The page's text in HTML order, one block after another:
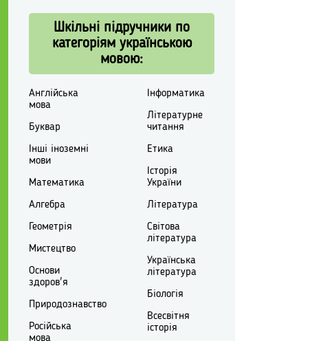
Шкільні підручники по
категоріям українською
мовою:
Англійська
мова
Буквар
Інші іноземні
мови
Математика
Алгебра
Геометрія
Мистецтво
Основи
здоров'я
Природознавство
Російська
мова
Інформатика
Літературне
читання
Етика
Історія
України
Література
Світова
література
Українська
література
Біологія
Всесвітня
історія